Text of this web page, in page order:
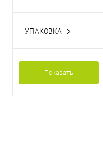
УПАКОВКА
Показать